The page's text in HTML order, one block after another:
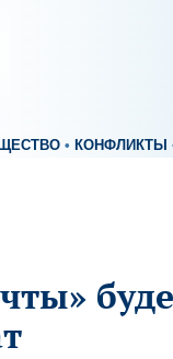
• КОНФЛИКТЫ